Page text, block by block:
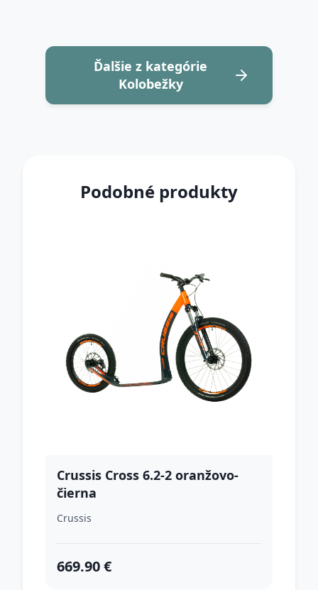
Ďalšie z kategórie
Kolobežky
Podobné produkty
Crussis Cross 6.2-2 oranžovo-
čierna
Crussis
669.90 €